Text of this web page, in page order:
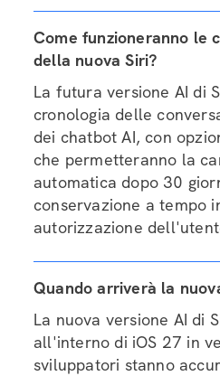
Come funzioneranno le
della nuova Siri?
La futura versione AI di
cronologia delle
dei chatbot AI, con
che permetteranno la
automatica dopo 30
conservazione a tempo
autorizzazione
Quando arriverà la
La nuova versione AI di
all'interno di iOS 27 in
sviluppatori stanno